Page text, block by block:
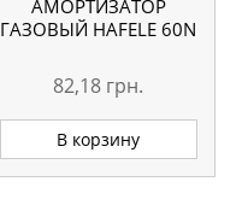
АМОРТИЗАТОР
ГАЗОВЫЙ HAFELE 60N
82,18 грн.
В корзину